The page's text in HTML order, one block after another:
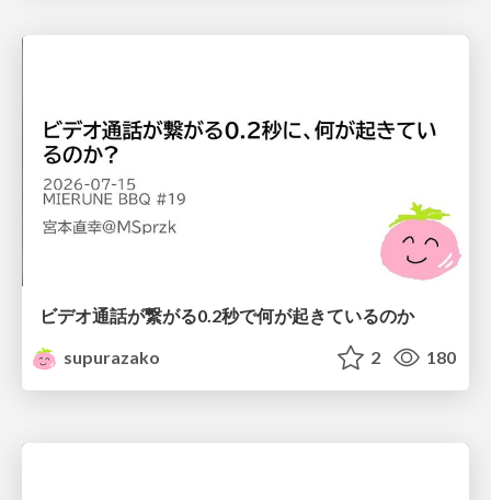
ビデオ通話が繋がる0.2秒で何が起きているのか
supurazako
2 180